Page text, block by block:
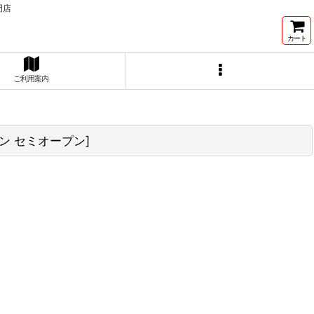
店
カート
ご利用案内
セミオープン]